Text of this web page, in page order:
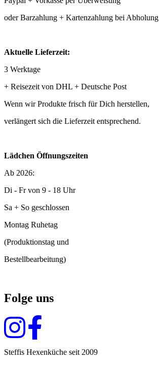
oder Barzahlung + Kartenzahlung bei Abholung
Aktuelle Lieferzeit:
3 Werktage
+ Reisezeit von DHL + Deutsche Post
Wenn wir Produkte frisch für Dich herstellen,
verlängert sich die Lieferzeit entsprechend.
Lädchen Öffnungszeiten
Ab 2026:
Di - Fr von 9 - 18 Uhr
Sa + So geschlossen
Montag Ruhetag
(Produktionstag und
Bestellbearbeitung)
Folge uns
Steffis Hexenküche seit 2009